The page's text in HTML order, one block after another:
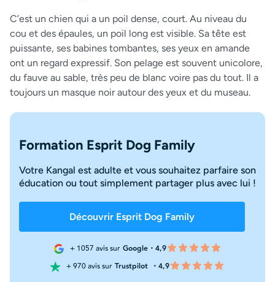
C’est un chien qui a un poil dense, court. Au niveau du
cou et des épaules, un poil long est visible. Sa tête est
puissante, ses babines tombantes, ses yeux en amande
ont un regard expressif. Son pelage est souvent unicolore,
du fauve au sable, très peu de blanc voire pas du tout. Il a
toujours un masque noir autour des yeux et du museau.
Formation Esprit Dog Family
Votre Kangal est adulte et vous souhaitez parfaire son
éducation ou tout simplement partager plus avec lui !
Découvrir Esprit Dog Family
+ 1057 avis sur Google・4,9
+ 970 avis sur Trustpilot ・4,9